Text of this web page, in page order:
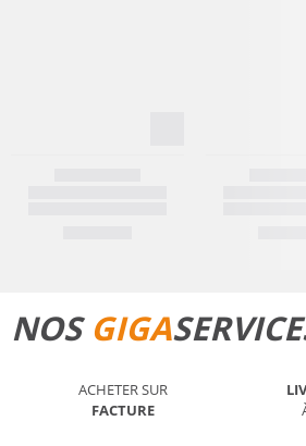
NOS GIGA
ACHETER SUR
FACTURE